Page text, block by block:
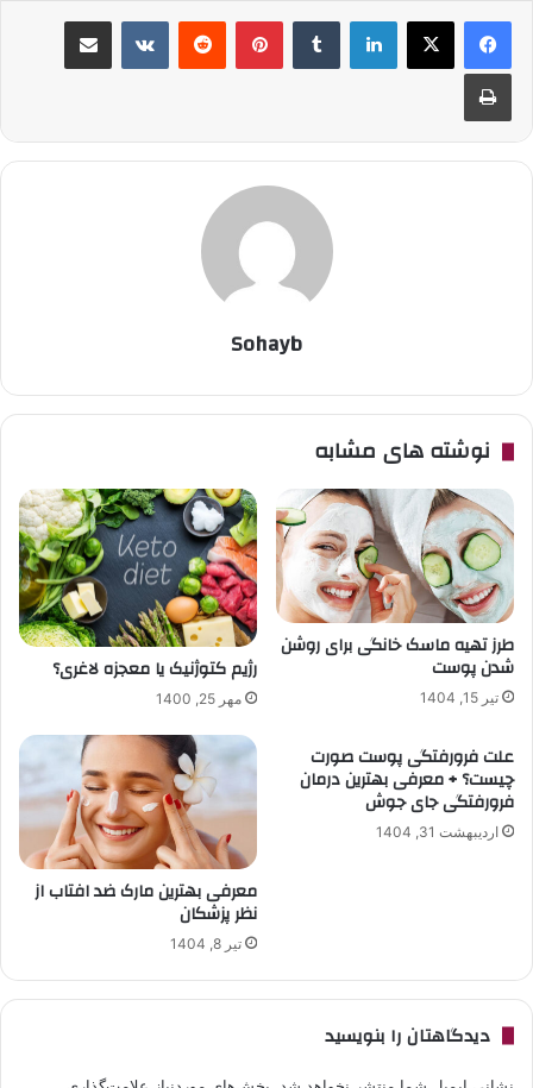
لینکدین ‫تامبلر پینترست‫رددیت ‫VKontakteاشتراک گذاری از طریق ایمیل
چاپ
Sohayb
نوشته های مشابه
طرز تهیه ماسک خانگی برای روشن
شدن پوست
تیر 15, 1404
رژیم کتوژنیک یا معجزه لاغری؟
مهر 25, 1400
علت فرورفتگی پوست صورت
چیست؟ + معرفی بهترین درمان
فرورفتگی جای جوش
اردیبهشت 31, 1404
معرفی بهترین مارک ضد افتاب از
نظر پزشکان
تیر 8, 1404
دیدگاهتان را بنویسید